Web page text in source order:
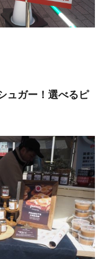
ュガー！選べるピ